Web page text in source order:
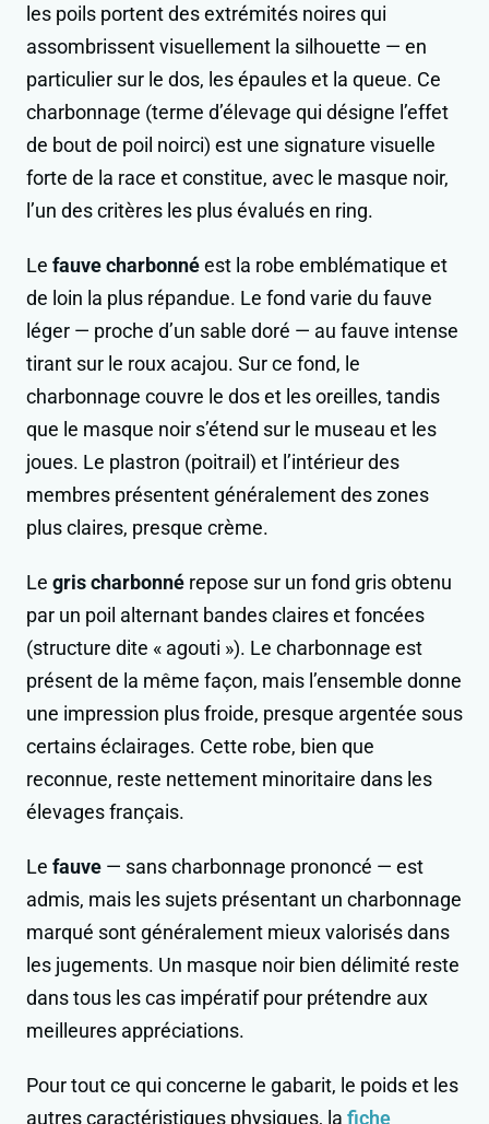
les poils portent des extrémités noires qui
assombrissent visuellement la silhouette — en
particulier sur le dos, les épaules et la queue. Ce
charbonnage (terme d’élevage qui désigne l’effet
de bout de poil noirci) est une signature visuelle
forte de la race et constitue, avec le masque noir,
l’un des critères les plus évalués en ring.
Le fauve charbonnéest la robe emblématique et
de loin la plus répandue. Le fond varie du fauve
léger — proche d’un sable doré — au fauve intense
tirant sur le roux acajou. Sur ce fond, le
charbonnage couvre le dos et les oreilles, tandis
que le masque noir s’étend sur le museau et les
joues. Le plastron (poitrail) et l’intérieur des
membres présentent généralement des zones
plus claires, presque crème.
Le gris charbonné repose sur un fond gris obtenu
par un poil alternant bandes claires et foncées
(structure dite « agouti »). Le charbonnage est
présent de la même façon, mais l’ensemble donne
une impression plus froide, presque argentée sous
certains éclairages. Cette robe, bien que
reconnue, reste nettement minoritaire dans les
élevages français.
Le fauve — sans charbonnage prononcé — est
admis, mais les sujets présentant un charbonnage
marqué sont généralement mieux valorisés dans
les jugements. Un masque noir bien délimité reste
dans tous les cas impératif pour prétendre aux
meilleures appréciations.
Pour tout ce qui concerne le gabarit, le poids et les
autres caractéristiques physiques, la fiche